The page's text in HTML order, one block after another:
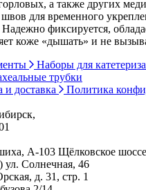
а также других
для временного
фиксируется,
коже «дышать» и не
Наборы для
трубки
и доставка Политика
А-103 Щёлковское
ул. Солнечная, 46
д. 31, стр. 1